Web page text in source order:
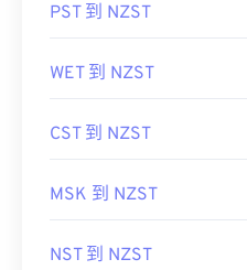
PST 到 NZST
WET 到 NZST
CST 到 NZST
MSK 到 NZST
NST 到 NZST